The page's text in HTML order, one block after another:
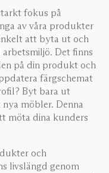
fokus på
av våra produkter
att byta ut och
Det finns
på din produkt och
färgschemat
Byt bara ut
möbler. Denna
möta dina kunders
och
livslängd genom